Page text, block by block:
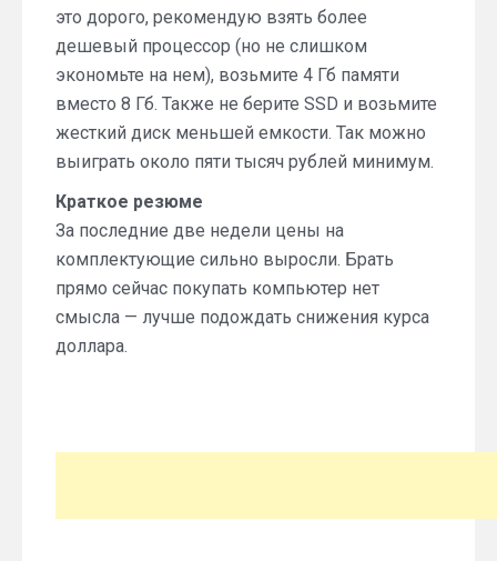
это дорого, рекомендую взять более
дешевый процессор (но не слишком
экономьте на нем), возьмите 4 Гб памяти
вместо 8 Гб. Также не берите SSD и возьмите
жесткий диск меньшей емкости. Так можно
выиграть около пяти тысяч рублей минимум.
Краткое резюме
За последние две недели цены на
комплектующие сильно выросли. Брать
прямо сейчас покупать компьютер нет
смысла — лучше подождать снижения курса
доллара.